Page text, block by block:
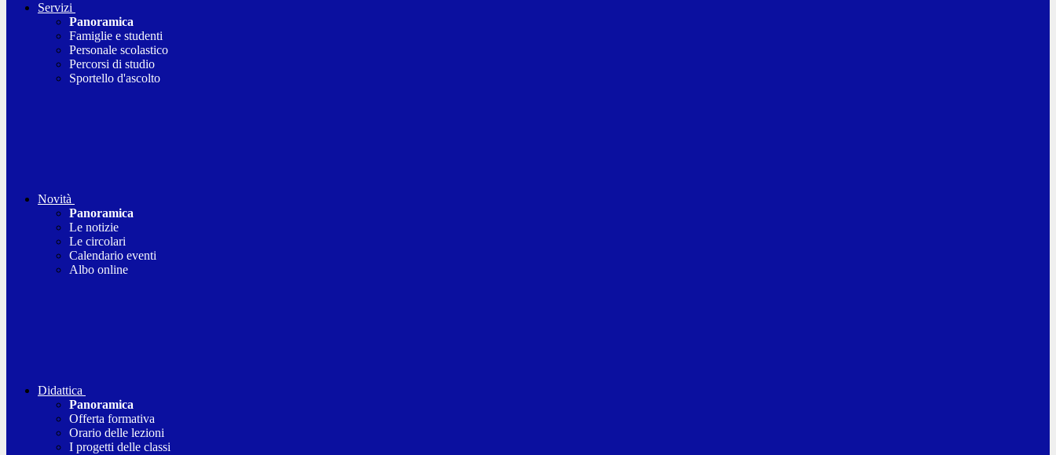
Servizi
Panoramica
Famiglie e studenti
Personale scolastico
Percorsi di studio
Sportello d'ascolto
Novità
Panoramica
Le notizie
Le circolari
Calendario eventi
Albo online
Didattica
Panoramica
Offerta formativa
Orario delle lezioni
I progetti delle classi